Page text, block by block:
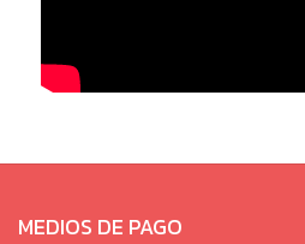
MEDIOS DE PAGO